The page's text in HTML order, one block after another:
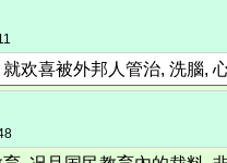
欢喜被外邦人管治, 洗腦,